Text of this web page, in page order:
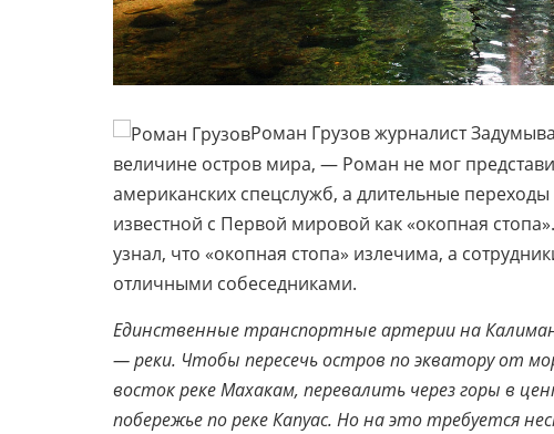
Роман Грузов журналист
величине остров мира, — Роман не мог
американских спецслужб, а длительные
известной с Первой мировой как «окопная
узнал, что «окопная стопа» излечима, а
отличными собеседниками.
Единственные транспортные артерии на
— реки. Чтобы пересечь остров по экватору от
восток реке Махакам, перевалить через горы в
побережье по реке Капуас. Но на это требуется